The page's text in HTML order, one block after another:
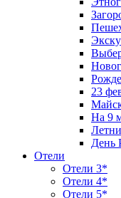
23
На 9
День
Отели
Отели 3*
Отели 4*
Отели 5*